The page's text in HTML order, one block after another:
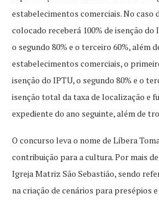
estabelecimentos comerciais. No caso
colocado receberá 100% de isenção do
o segundo 80% e o terceiro 60%, além
estabelecimentos comerciais, o
isenção do IPTU, o segundo 80% e o
isenção total da taxa de localização e
expediente do ano seguinte, além de
O concurso leva o nome de Líbera
contribuição para a cultura. Por mais
Igreja Matriz São Sebastião, sendo
na criação de cenários para presépios